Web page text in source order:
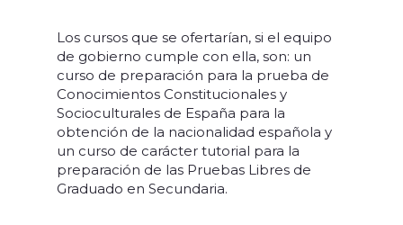
Los cursos que se ofertarían, si el equipo
de gobierno cumple con ella, son: un
curso de preparación para la prueba de
Conocimientos Constitucionales y
Socioculturales de España para la
obtención de la nacionalidad española y
un curso de carácter tutorial para la
preparación de las Pruebas Libres de
Graduado en Secundaria.